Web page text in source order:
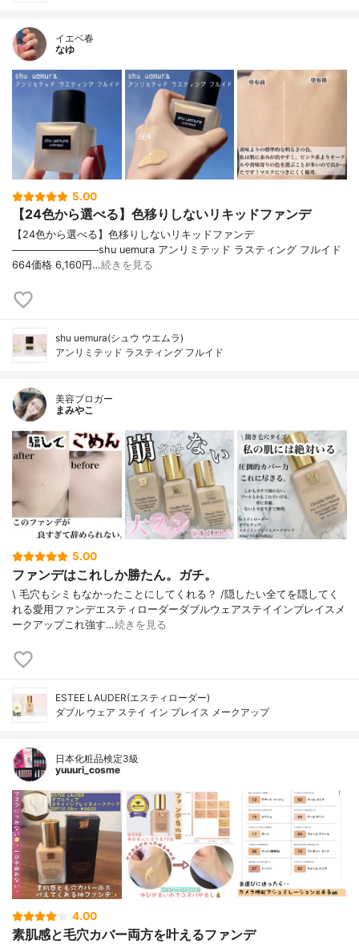
イエベ春
なゆ
5.00
【24色から選べる】色移りしないリキッドファンデ
【24色から選べる】色移りしないリキッドファンデ
────────────shu uemura アンリミテッド ラスティング フルイド
664価格 6,160円…続きを見る
shu uemura(シュウ ウエムラ)
アンリミテッド ラスティング フルイド
美容ブロガー
まみやこ
5.00
ファンデはこれしか勝たん。ガチ。
\ 毛穴もシミもなかったことにしてくれる？ /⁡⁡隠したい全てを隠してく
れる愛用ファンデ⁡エスティローダーダブルウェアステイインプレイスメ
ークアップ⁡⁡これ強す…続きを見る
ESTEE LAUDER(エスティローダー)
ダブル ウェア ステイ イン プレイス メークアップ
日本化粧品検定3級
yuuuri_cosme
4.00
素肌感と毛穴カバー両方を叶えるファンデ